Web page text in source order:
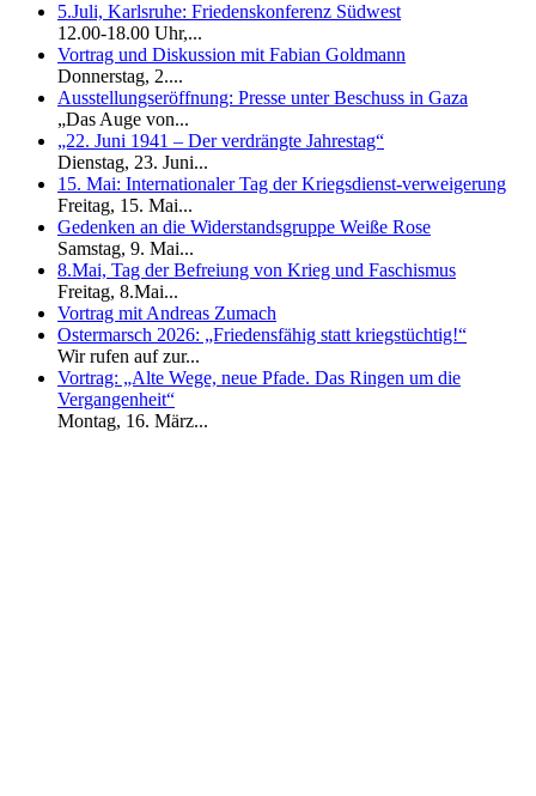
5.Juli, Karlsruhe: Friedenskonferenz Südwest
12.00-18.00 Uhr,...
Vortrag und Diskussion mit Fabian Goldmann
Donnerstag, 2....
Ausstellungseröffnung: Presse unter Beschuss in Gaza
„Das Auge von...
„22. Juni 1941 – Der verdrängte Jahrestag“
Dienstag, 23. Juni...
15. Mai: Internationaler Tag der Kriegsdienst-verweigerung
Freitag, 15. Mai...
Gedenken an die Widerstandsgruppe Weiße Rose
Samstag, 9. Mai...
8.Mai, Tag der Befreiung von Krieg und Faschismus
Freitag, 8.Mai...
Vortrag mit Andreas Zumach
Ostermarsch 2026: „Friedensfähig statt kriegstüchtig!“
Wir rufen auf zur...
Vortrag: „Alte Wege, neue Pfade. Das Ringen um die
Vergangenheit“
Montag, 16. März...